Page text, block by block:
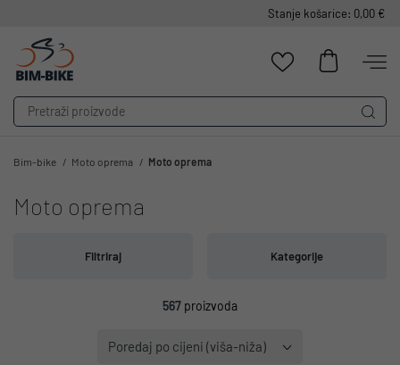
Stanje košarice: 0,00 €
Bim-bike Moto oprema Moto oprema
Moto oprema
Filtriraj Kategorije
567 proizvoda
Poredaj po cijeni (viša-niža)